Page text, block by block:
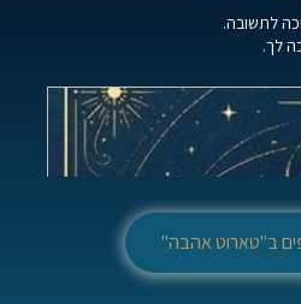
לתשובה.
לך.
ב"טארוט אהבה"